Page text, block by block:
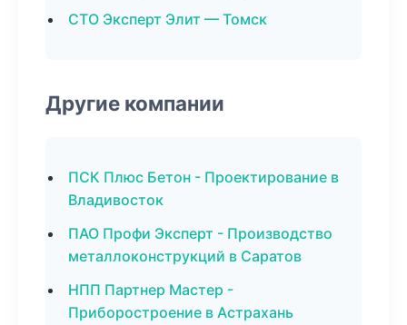
СТО Эксперт Элит — Томск
Другие компании
ПСК Плюс Бетон - Проектирование в
Владивосток
ПАО Профи Эксперт - Производство
металлоконструкций в Саратов
НПП Партнер Мастер -
Приборостроение в Астрахань